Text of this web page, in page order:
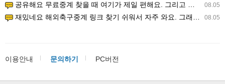
08.05
공유해요 무료중계 찾을 때 여기가 제일 편해요. 그리고 무료스포츠중계 정보 확인할 때 출처 꼭 체크해요. 앞…
08.05
재밌네요 해외축구중계 링크 찾기 쉬워서 자주 와요. 그래서 해외축구중계도 정식 서비스로 봐야 안전해요. 다음…
이용안내 문의하기 PC버전